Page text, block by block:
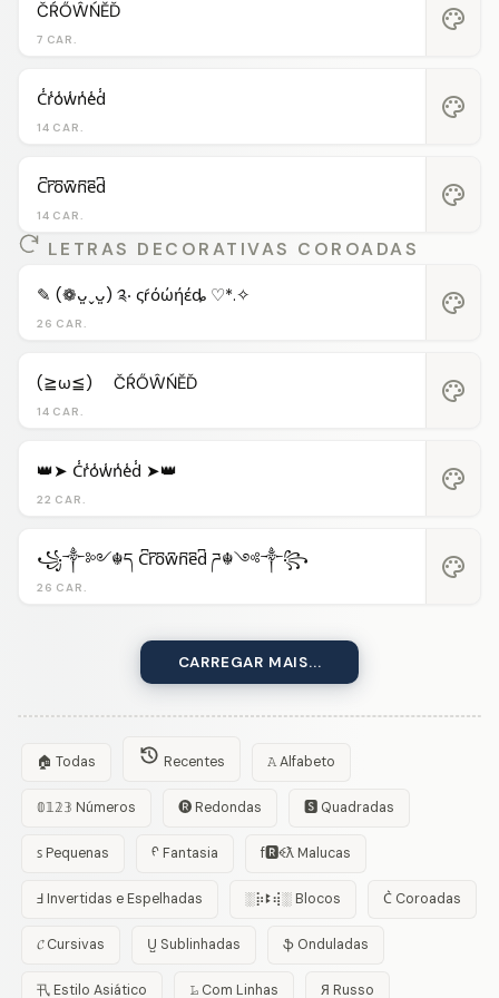
7 CAR.
ČŔŐŴŃĔĎ palette
14 CAR.
C̾r̾o̾w̾n̾e̾d̾ palette
14 CAR.
C͆r͆o͆w͆n͆e͆d͆ palette
LETRAS DECORATIVAS COROADAS
26 CAR.
✎ (❁ᴗ͈ˬᴗ͈) ༉‧ ςŕόώήέȡ ♡*.✧ palette
14 CAR.
(≧ω≦)ゞ ČŔŐŴŃĔĎ palette
22 CAR.
👑➤ C̾r̾o̾w̾n̾e̾d̾ ➤👑 palette
26 CAR.
꧁༒༻☬ད C͆r͆o͆w͆n͆e͆d͆ ཌ☬༺༒꧂ palette
CARREGAR MAIS...
🏠 Todas Recentes 𝙰 Alfabeto
𝟘𝟙𝟚𝟛 Números 🅡 Redondas 🆂 Quadradas
ꜱ Pequenas ᠻ Fantasia f🆁ꈼƛ Malucas
Ⅎ Invertidas e Espelhadas ░⡷ꔪ⢾░ Blocos C͛ Coroadas
𝓒 Cursivas U̺ Sublinhadas ֆ Onduladas
卂 Estilo Asiático 𝙻̷ Com Linhas Я Russo